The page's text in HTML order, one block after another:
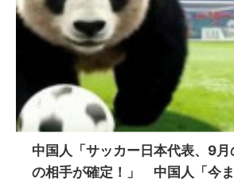
中国人「サッカー日本代表、9月
の相手が確定！」 中国人「今